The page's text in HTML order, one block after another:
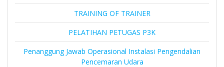
TRAINING OF TRAINER
PELATIHAN PETUGAS P3K
Penanggung Jawab Operasional Instalasi Pengendalian
Pencemaran Udara